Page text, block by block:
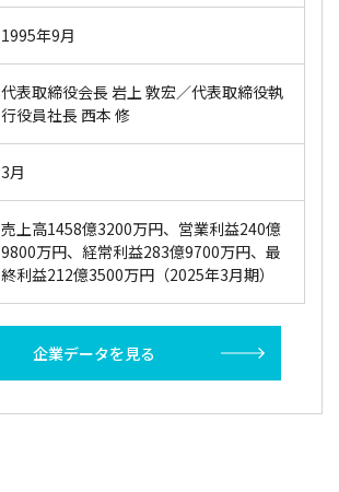
1995年9月
代表取締役会長 岩上 敦宏／代表取締役執
行役員社長 西本 修
3月
売上高1458億3200万円、営業利益240億
9800万円、経常利益283億9700万円、最
終利益212億3500万円（2025年3月期）
企業データを見る